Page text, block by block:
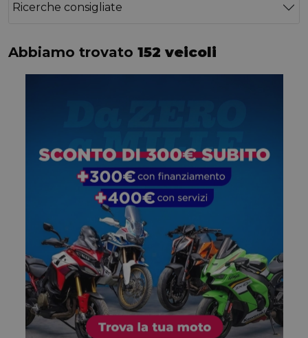
Ricerche consigliate
Abbiamo trovato 152 veicoli